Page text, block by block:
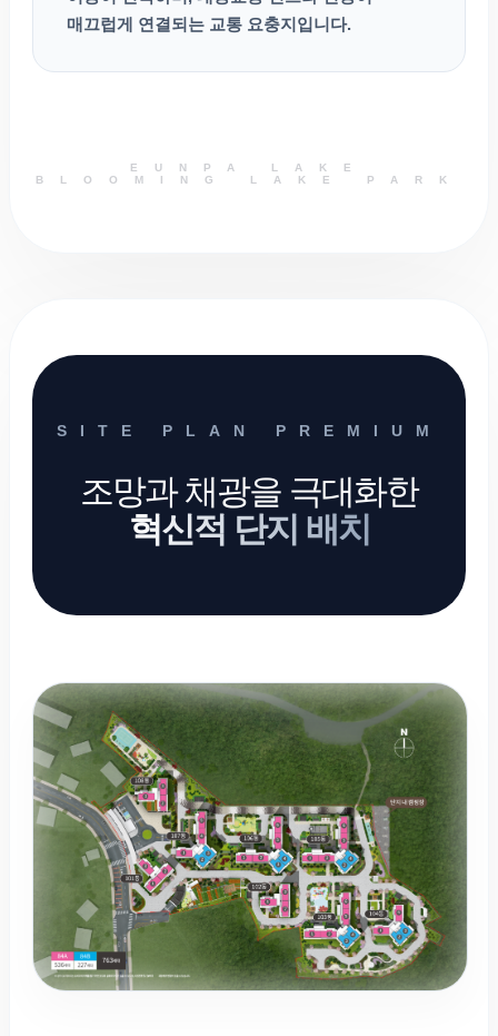
매끄럽게 연결되는 교통 요충지입니다.
EUNPA LAKE
BLOOMING LAKE PARK
SITE PLAN PREMIUM
조망과 채광을 극대화한
혁신적 단지 배치